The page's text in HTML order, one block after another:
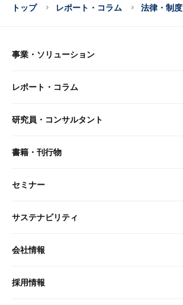
トップ レポート・コラム 法律・制度
事業・ソリューション
事業・ソリューション トップ
リサーチ
大和総研の強み
レポート・コラム
レポート・コラム トップ
最新のレポート・コラム
研究員・コンサルタント
研究員・コンサルタント トップ
研究員
書籍・刊行物
書籍・刊行物 トップ
書籍
セミナー
セミナー トップ
現在受付中のセミナー・イベント
サステナビリティ
サステナビリティの取り組み
次世代社会への貢献
会社情報
会社情報 トップ
採用情報